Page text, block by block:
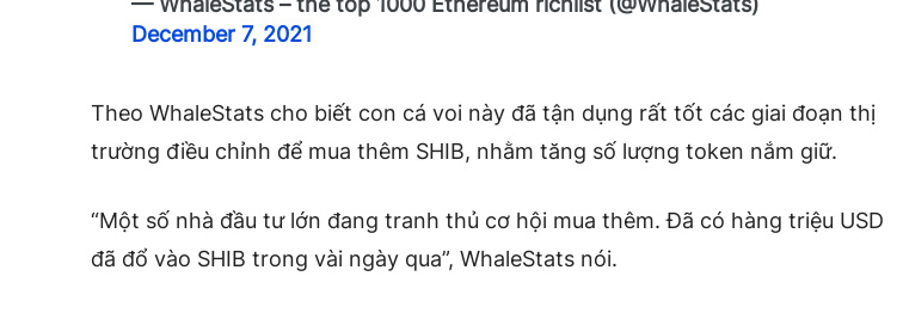
December 7, 2021
Theo WhaleStats cho biết con cá voi này đã tận dụng rất tốt các giai đoạn thị
trường điều chỉnh để mua thêm SHIB, nhằm tăng số lượng token nắm giữ.
“Một số nhà đầu tư lớn đang tranh thủ cơ hội mua thêm. Đã có hàng triệu USD
đã đổ vào SHIB trong vài ngày qua”, WhaleStats nói.